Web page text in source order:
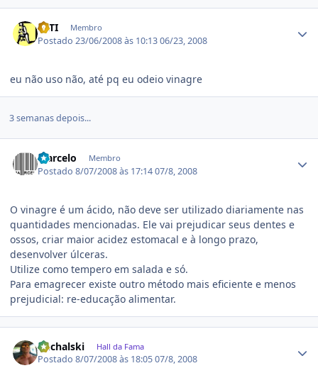
TATI Membro
Postado23/06/2008 às 10:1306/23, 2008
eu não uso não, até pq eu odeio vinagre
3 semanas depois...
Marcelo Membro
Postado8/07/2008 às 17:1407/8, 2008
O vinagre é um ácido, não deve ser utilizado diariamente nas
quantidades mencionadas. Ele vai prejudicar seus dentes e
ossos, criar maior acidez estomacal e à longo prazo,
desenvolver úlceras.
Utilize como tempero em salada e só.
Para emagrecer existe outro método mais eficiente e menos
prejudicial: re-educação alimentar.
Puchalski Hall da Fama
Postado8/07/2008 às 18:0507/8, 2008